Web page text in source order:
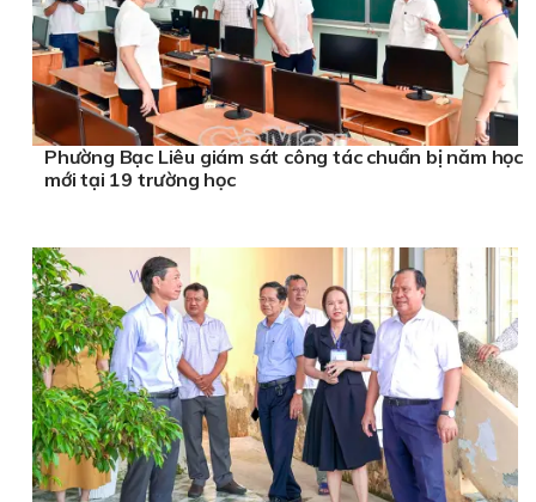
Phường Bạc Liêu giám sát công tác chuẩn bị năm học
mới tại 19 trường học